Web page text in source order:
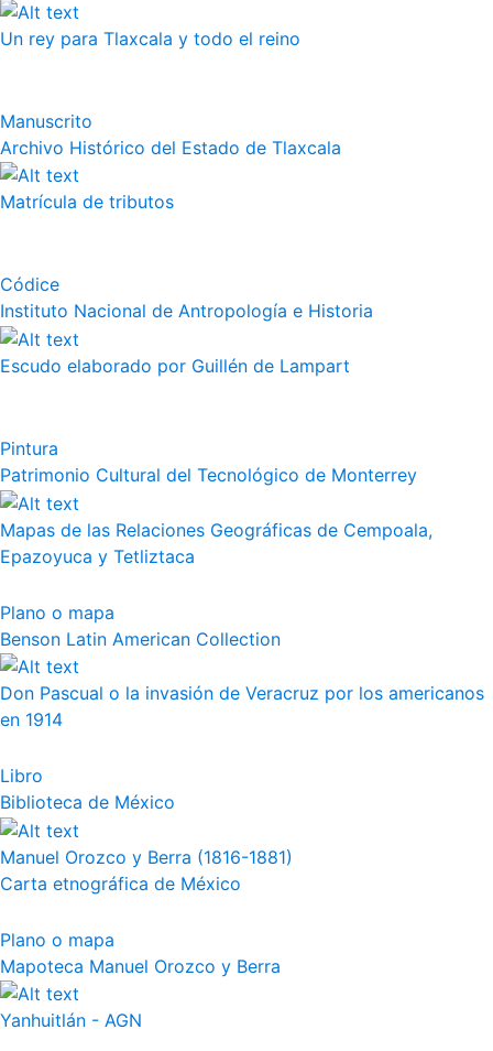
Un rey para Tlaxcala y todo el reino
Manuscrito
Archivo Histórico del Estado de Tlaxcala
Matrícula de tributos
Códice
Instituto Nacional de Antropología e Historia
Escudo elaborado por Guillén de Lampart
Pintura
Patrimonio Cultural del Tecnológico de Monterrey
Mapas de las Relaciones Geográficas de Cempoala,
Epazoyuca y Tetliztaca
Plano o mapa
Benson Latin American Collection
Don Pascual o la invasión de Veracruz por los americanos
en 1914
Libro
Biblioteca de México
Manuel Orozco y Berra (1816-1881)
Carta etnográfica de México
Plano o mapa
Mapoteca Manuel Orozco y Berra
Yanhuitlán - AGN